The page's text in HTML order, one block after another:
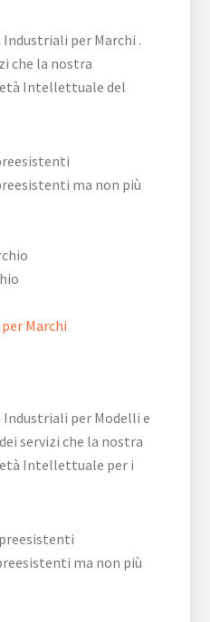
per Marchi .
che la nostra
Intellettuale del
ma non più
Marchi
per Modelli e
servizi che la nostra
Intellettuale per i
ma non più